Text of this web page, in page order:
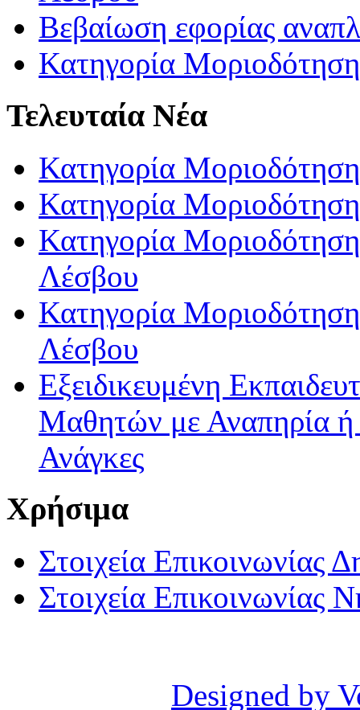
Βεβαίωση εφορίας
Κατηγορία
Τελευταία Νέα
Κατηγορία
Κατηγορία
Κατηγορία
Λέσβου
Κατηγορία
Λέσβου
Εξειδικευμένη
Μαθητών με Αναπηρία ή /
Ανάγκες
Χρήσιμα
Στοιχεία Επικοινωνίας
Στοιχεία Επικοινωνίας
Designed by